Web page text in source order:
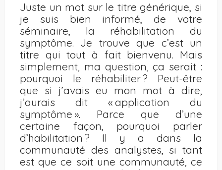
Juste un mot sur le titre générique, si
je suis bien informé, de votre
séminaire, la réhabilitation du
symptôme. Je trouve que c’est un
titre qui tout à fait bienvenu. Mais
simplement, ma question, ça serait :
pourquoi le réhabiliter ? Peut-être
que si j’avais eu mon mot à dire,
j’aurais dit « application du
symptôme ». Parce que d’une
certaine façon, pourquoi parler
d’habilitation ? Il y a dans la
communauté des analystes, si tant
est que ce soit une communauté, ce